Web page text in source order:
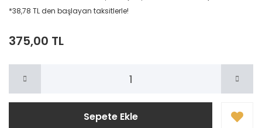
*38,78 TL den başlayan taksitlerle!
375,00 TL
Sepete Ekle